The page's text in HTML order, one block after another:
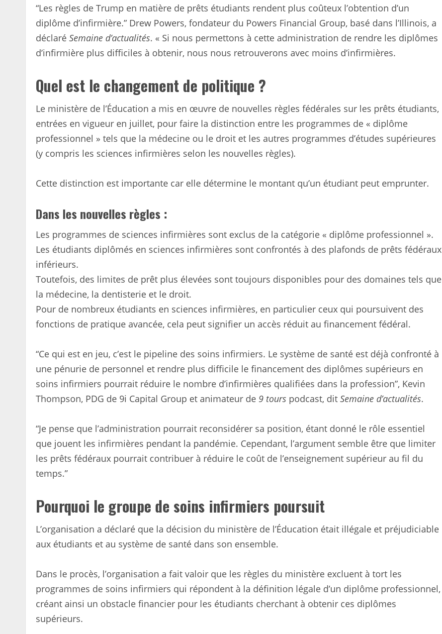
“Les règles de Trump en matière de prêts étudiants rendent plus coûteux l’obtention d’un
diplôme d’infirmière.” Drew Powers, fondateur du Powers Financial Group, basé dans l’Illinois, a
déclaré Semaine d’actualités. « Si nous permettons à cette administration de rendre les diplômes
d’infirmière plus difficiles à obtenir, nous nous retrouverons avec moins d’infirmières.
Quel est le changement de politique ?
Le ministère de l’Éducation a mis en œuvre de nouvelles règles fédérales sur les prêts étudiants,
entrées en vigueur en juillet, pour faire la distinction entre les programmes de « diplôme
professionnel » tels que la médecine ou le droit et les autres programmes d’études supérieures
(y compris les sciences infirmières selon les nouvelles règles).
Cette distinction est importante car elle détermine le montant qu’un étudiant peut emprunter.
Dans les nouvelles règles :
Les programmes de sciences infirmières sont exclus de la catégorie « diplôme professionnel ».
Les étudiants diplômés en sciences infirmières sont confrontés à des plafonds de prêts fédéraux
inférieurs.
Toutefois, des limites de prêt plus élevées sont toujours disponibles pour des domaines tels que
la médecine, la dentisterie et le droit.
Pour de nombreux étudiants en sciences infirmières, en particulier ceux qui poursuivent des
fonctions de pratique avancée, cela peut signifier un accès réduit au financement fédéral.
“Ce qui est en jeu, c’est le pipeline des soins infirmiers. Le système de santé est déjà confronté à
une pénurie de personnel et rendre plus difficile le financement des diplômes supérieurs en
soins infirmiers pourrait réduire le nombre d’infirmières qualifiées dans la profession”, Kevin
Thompson, PDG de 9i Capital Group et animateur de 9 tours podcast, dit Semaine d’actualités.
“Je pense que l’administration pourrait reconsidérer sa position, étant donné le rôle essentiel
que jouent les infirmières pendant la pandémie. Cependant, l’argument semble être que limiter
les prêts fédéraux pourrait contribuer à réduire le coût de l’enseignement supérieur au fil du
temps.”
Pourquoi le groupe de soins infirmiers poursuit
L’organisation a déclaré que la décision du ministère de l’Éducation était illégale et préjudiciable
aux étudiants et au système de santé dans son ensemble.
Dans le procès, l’organisation a fait valoir que les règles du ministère excluent à tort les
programmes de soins infirmiers qui répondent à la définition légale d’un diplôme professionnel,
créant ainsi un obstacle financier pour les étudiants cherchant à obtenir ces diplômes
supérieurs.